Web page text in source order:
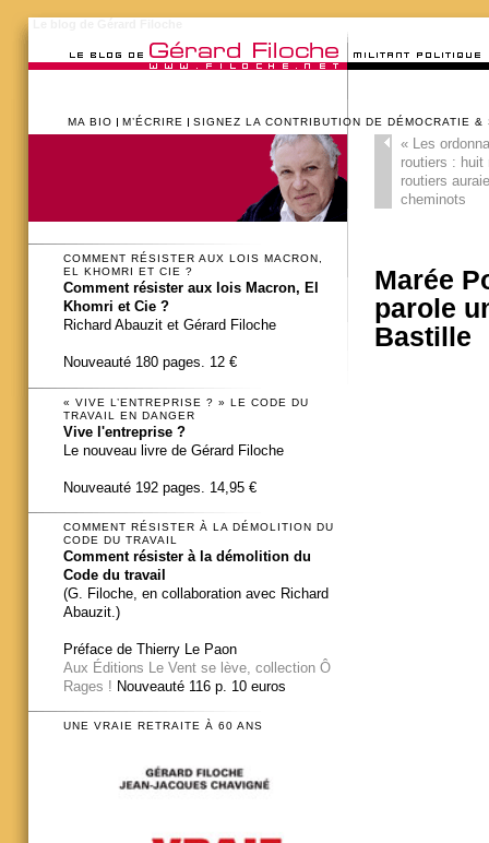
MA BIO M’ÉCRIRE SIGNEZ LA CONTRIBUTION DE DÉMOCRATIE &
«Les
routiers : huit
routiers
cheminots
Marée
parole
Bastille
COMMENT RÉSISTER AUX LOIS MACRON,
EL KHOMRI ET CIE ?
Comment résister aux lois Macron, El
Khomri et Cie ?
Richard Abauzit et Gérard Filoche
Nouveauté 180 pages. 12 €
« VIVE L’ENTREPRISE ? » LE CODE DU
TRAVAIL EN DANGER
Vive l'entreprise ?
Le nouveau livre de Gérard Filoche
Nouveauté 192 pages. 14,95 €
COMMENT RÉSISTER À LA DÉMOLITION DU
CODE DU TRAVAIL
Comment résister à la démolition du
Code du travail
(G. Filoche, en collaboration avec Richard
Abauzit.)
Préface de Thierry Le Paon
Aux Éditions Le Vent se lève, collection Ô
Rages ! Nouveauté 116 p. 10 euros
UNE VRAIE RETRAITE À 60 ANS